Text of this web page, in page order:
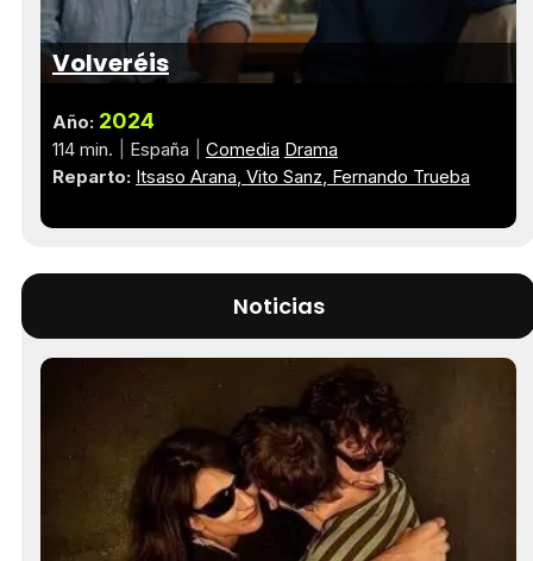
Volveréis
Año: 2024
114 min. España Comedia Drama
Reparto: Itsaso Arana Vito Sanz Fernando Trueba
Noticias